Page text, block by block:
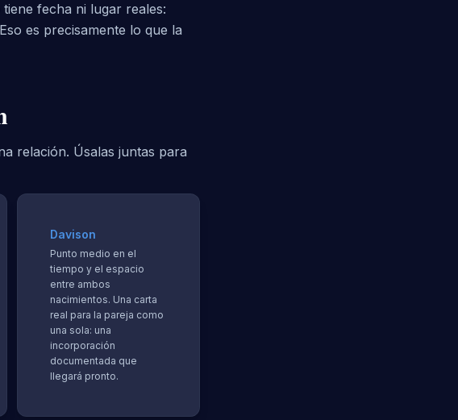
fecha ni lugar reales:
es precisamente lo que la
relación. Úsalas juntas para
Davison
Punto medio en el
tiempo y el espacio
entre ambos
nacimientos. Una carta
real para la pareja como
una sola: una
incorporación
documentada que
llegará pronto.